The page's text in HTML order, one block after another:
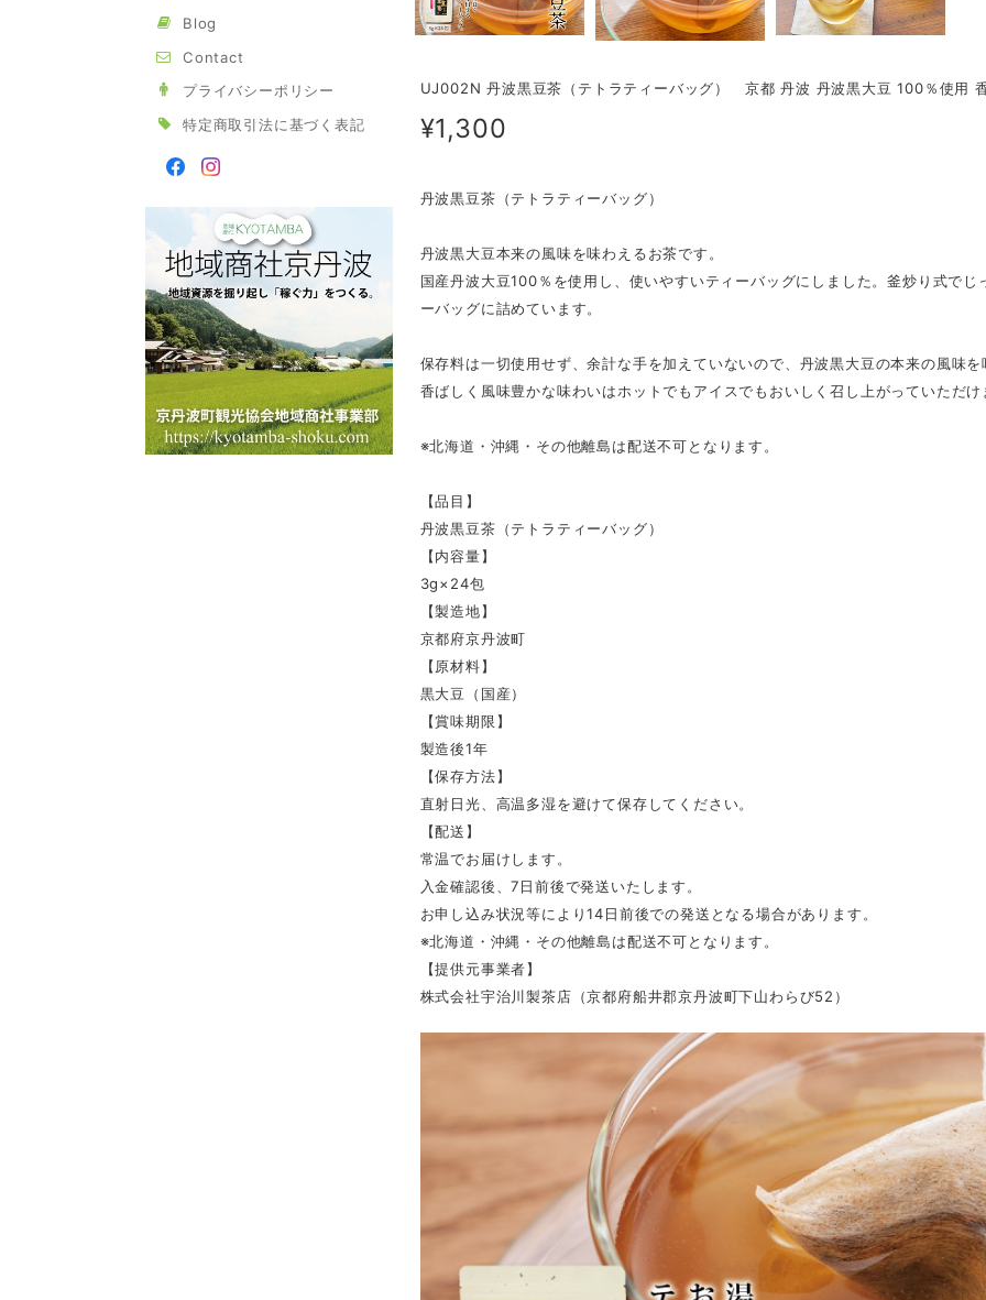
Blog
Contact
プライバシーポリシー
特定商取引法に基づく表記
UJ002N 丹波黒豆茶（テトラティーバッグ） 京都 丹波 丹波黒大豆 100％使用
¥1,300
丹波黒豆茶（テトラティーバッグ）
丹波黒大豆本来の風味を味わえるお茶です。
国産丹波大豆100％を使用し、使いやすいティーバッグにしました。釜炒り式で
ーバッグに詰めています。
保存料は一切使用せず、余計な手を加えていないので、丹波黒大豆の本来の風味を
香ばしく風味豊かな味わいはホットでもアイスでもおいしく召し上がっていただけ
※北海道・沖縄・その他離島は配送不可となります。
【品目】
丹波黒豆茶（テトラティーバッグ）
【内容量】
3g×24包
【製造地】
京都府京丹波町
【原材料】
黒大豆（国産）
【賞味期限】
製造後1年
【保存方法】
直射日光、高温多湿を避けて保存してください。
【配送】
常温でお届けします。
入金確認後、7日前後で発送いたします。
お申し込み状況等により14日前後での発送となる場合があります。
※北海道・沖縄・その他離島は配送不可となります。
【提供元事業者】
株式会社宇治川製茶店（京都府船井郡京丹波町下山わらび52）